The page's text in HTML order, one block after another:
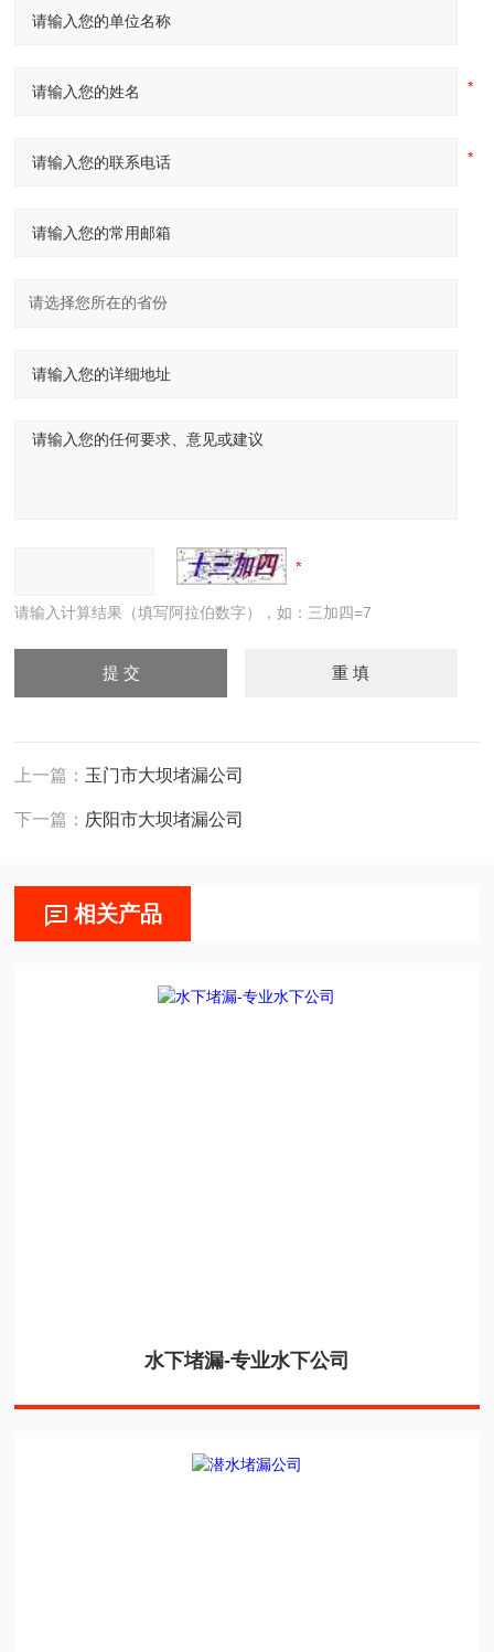
请输入计算结果（填写阿拉伯数字），如：三加四=7
上一篇： 玉门市大坝堵漏公司
下一篇： 庆阳市大坝堵漏公司
相关产品
水下堵漏-专业水下公司